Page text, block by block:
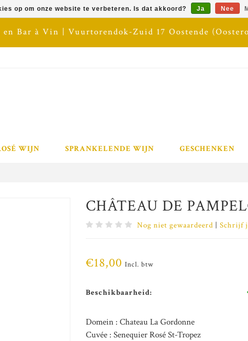
Bar à Vin | Vuurtorendok-Zuid 17 Oostende
WIJN SPRANKELENDE WIJN GESCHENKEN
CHÂTEAU DE
Nog niet gewaardeerd | Schrijf
€18,00 Incl. btw
Beschikbaarheid:
Domein : Chateau La Gordonne
Cuvée : Senequier Rosé St-Tropez
op om onze website te verbeteren. Is dat akkoord? Ja Nee